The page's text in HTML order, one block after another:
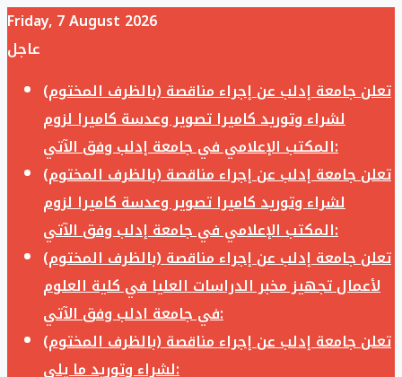
Friday, 7 August 2026
عاجل
تعلن جامعة إدلب عن إجراء مناقصة (بالظرف المختوم)
لشراء وتوريد كاميرا تصوير وعدسة كاميرا لزوم
المكتب الإعلامي في جامعة إدلب وفق الآتي:
تعلن جامعة إدلب عن إجراء مناقصة (بالظرف المختوم)
لشراء وتوريد كاميرا تصوير وعدسة كاميرا لزوم
المكتب الإعلامي في جامعة إدلب وفق الآتي:
تعلن جامعة إدلب عن إجراء مناقصة (بالظرف المختوم)
لأعمال تجهيز مخبر الدراسات العليا في كلية العلوم
في جامعة ادلب وفق الآتي:
تعلن جامعة إدلب عن إجراء مناقصة (بالظرف المختوم)
لشراء وتوريد ما يلي: